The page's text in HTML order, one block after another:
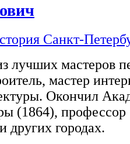
Санкт-
мастеров
мастер
Окончил
(1864),
других городах.